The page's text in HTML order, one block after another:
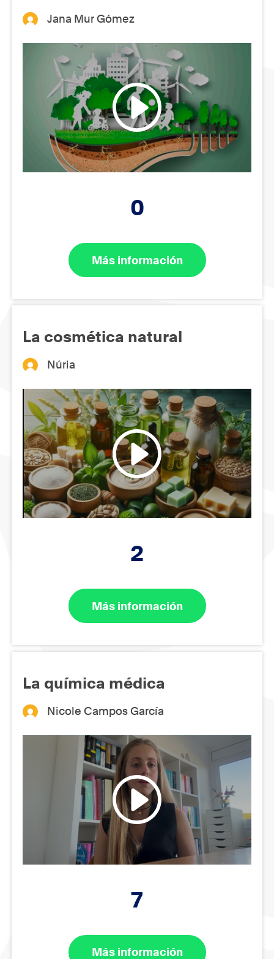
Jana Mur Gómez
0
Más información
La cosmética natural
Núria
2
Más información
La química médica
Nicole Campos García
7
Más información